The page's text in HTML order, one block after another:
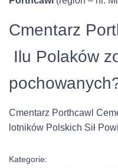
Cmentarz
Ilu Polaków
Cmentarz Porthcawl
lotników Polskich Sił
Kategorie: